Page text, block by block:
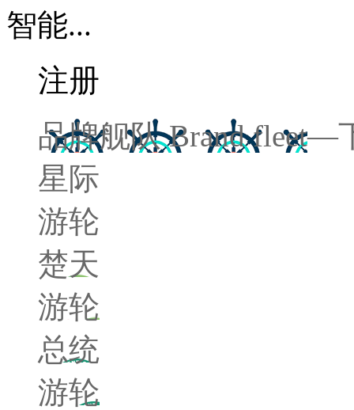
智能...
注册
品牌舰队Brand fleet—
星际
游轮
楚天
游轮
总统
游轮